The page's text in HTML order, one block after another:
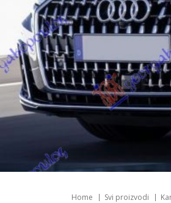
Home Svi proizvodi